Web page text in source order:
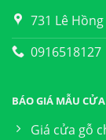
731 Lê
0916518127
BÁO GIÁ MẪU
Giá cửa gỗ